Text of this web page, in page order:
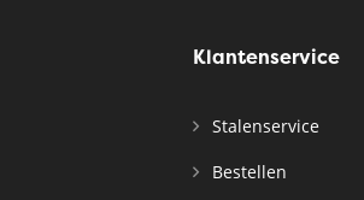
Klantenservice
Stalenservice
Bestellen